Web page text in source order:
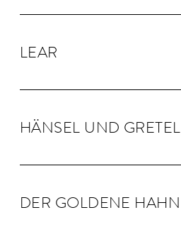
LEAR
HÄNSEL UND GRE­TEL
DER GOLDENE HAHN